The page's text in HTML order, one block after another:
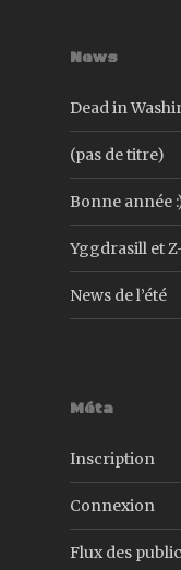
News
Dead in
(pas de titre)
Bonne année
Yggdrasill et
News de l’été
Méta
Inscription
Connexion
Flux des